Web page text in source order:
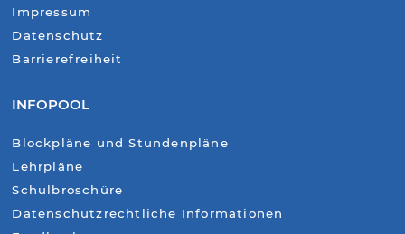
Impressum
Datenschutz
Barrierefreiheit
INFOPOOL
Blockpläne und Stundenpläne
Lehrpläne
Schulbroschüre
Datenschutzrechtliche Informationen